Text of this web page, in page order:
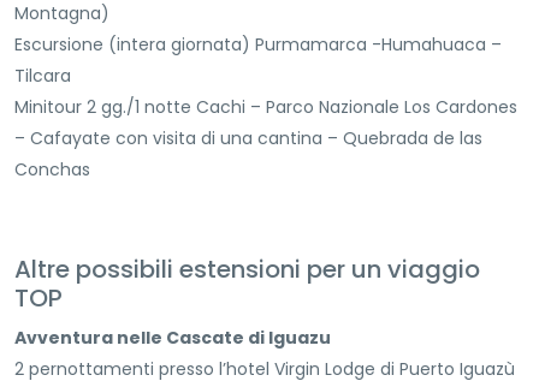
Montagna)
Escursione (intera giornata) Purmamarca -Humahuaca –
Tilcara
Minitour 2 gg./1 notte Cachi – Parco Nazionale Los Cardones
– Cafayate con visita di una cantina – Quebrada de las
Conchas
Altre possibili estensioni per un viaggio
TOP
Avventura nelle Cascate di Iguazu
2 pernottamenti presso l’hotel Virgin Lodge di Puerto Iguazù